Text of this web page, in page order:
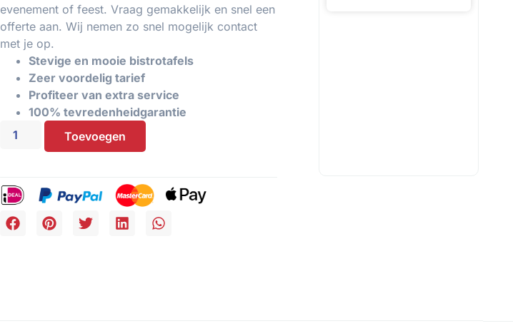
evenement of feest. Vraag gemakkelijk en snel een
offerte aan. Wij nemen zo snel mogelijk contact
met je op.
Stevige en mooie bistrotafels
Zeer voordelig tarief
Profiteer van extra service
100% tevredenheidgarantie
Toevoegen